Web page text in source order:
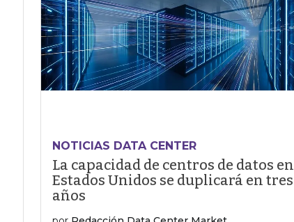
NOTICIAS DATA CENTER
La capacidad de centros de datos en
Estados Unidos se duplicará en tres
años